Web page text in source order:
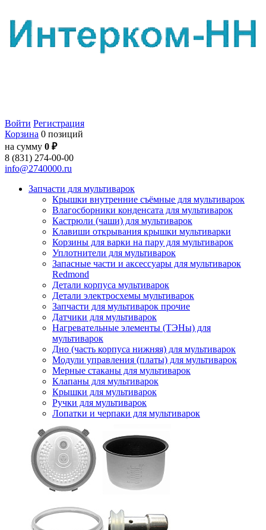
Войти Регистрация
Корзина 0 позиций
на сумму 0 ₽
8 (831) 274-00-00
info@2740000.ru
Запчасти для мультиварок
Крышки внутренние съёмные для мультиварок
Влагосборники конденсата для мультиварок
Кастрюли (чаши) для мультиварок
Клавиши открывания крышки мультиварки
Корзины для варки на пару для мультиварок
Уплотнители для мультиварок
Запасные части и аксессуары для мультиварок
Redmond
Детали корпуса мультиварок
Детали электросхемы мультиварок
Запчасти для мультиварок прочие
Датчики для мультиварок
Нагревательные элементы (ТЭНы) для
мультиварок
Дно (часть корпуса нижняя) для мультиварок
Модули управления (платы) для мультиварок
Мерные стаканы для мультиварок
Клапаны для мультиварок
Крышки для мультиварок
Ручки для мультиварок
Лопатки и черпаки для мультиварок